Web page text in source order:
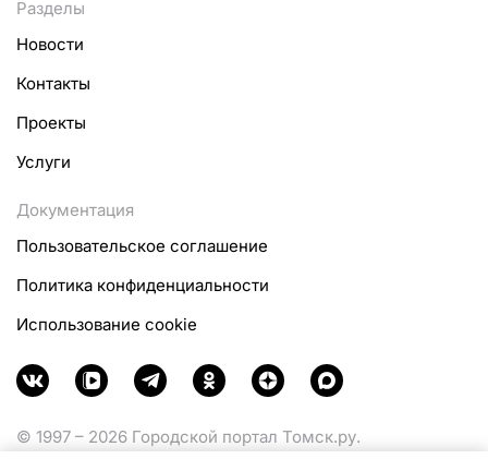
Разделы
Новости
Контакты
Проекты
Услуги
Документация
Пользовательское соглашение
Политика конфиденциальности
Использование cookie
© 1997 – 2026 Городской портал Томск.ру.